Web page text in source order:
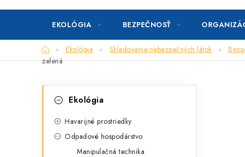
EKOLÓGIA BEZPEČNOSŤ
DomovEkológia Skladovanie nebezpečných látok
zelená
kategórieEkológia
Havarijné prostriedky
Odpadové hospodárstvo
Manipulačná technika